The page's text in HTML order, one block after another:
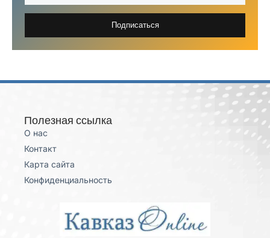
Подписаться
Полезная ссылка
О нас
Контакт
Карта сайта
Конфиденциальность